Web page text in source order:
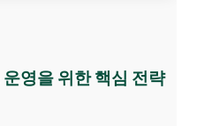
영을 위한 핵심 전략